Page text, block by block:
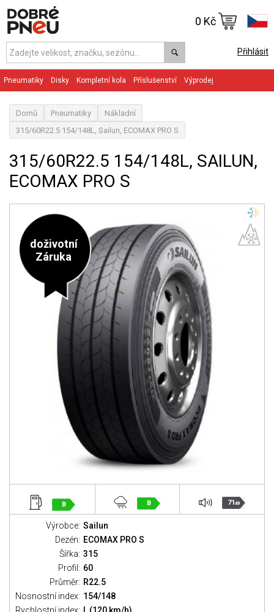
Přihlásit
0 Kč
Pneumatiky Disky Kompletní kola Příslušenství Výprodej
Domů Pneumatiky
Nákladní
315/60R22.5 154/148L, Sailun, ECOMAX PRO S
315/60R22.5 154/148L, SAILUN,
ECOMAX PRO S
doživotní
Záruka
B B 71dB
Výrobce: Sailun
Dezén: ECOMAX PRO S
Šířka: 315
Profil: 60
Průměr: R22.5
Nosnostní index: 154/148